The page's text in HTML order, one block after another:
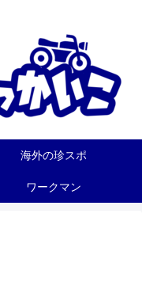
海外の珍スポ
ワークマン